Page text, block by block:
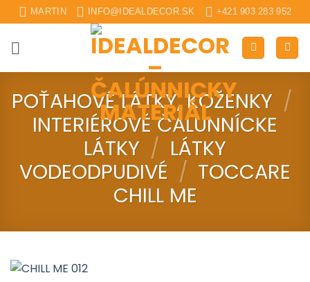
Skip
to
content
MARTIN INFO@IDEALDECOR.SK +421 903 283 952
POŤAHOVÉ LÁTKY, KOŽENKY /
INTERIÉROVÉ ČALUNNÍCKE
LÁTKY / LÁTKY
VODEODPUDIVÉ / TOCCARE
CHILL ME